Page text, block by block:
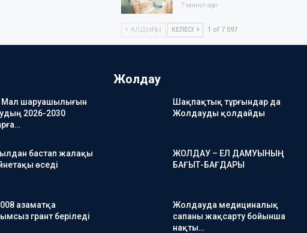
7 минут ago
АЛДЫҢҒЫ КЕЛЕСІ 1 of 7 097
Мал шаруашылығын
2026-2030
бастап жалақы
өседі
азаматқа
грант беріледі
Жолдау
Шақпақтық тұрғындар да
Жолдауды қолдайды
ЖОЛДАУ – ЕЛ ДАМУЫНЫҢ
БАҒЫТ-БАҒДАРЫ
Жолдауда медициналық
сапаны жақсарту бойынша
нақты…